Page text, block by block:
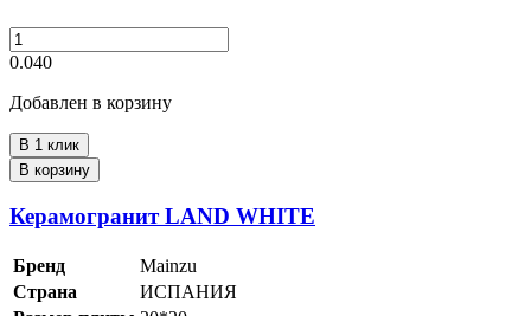
0.040
Добавлен в корзину
В 1 клик
В корзину
Керамогранит LAND WHITE
Бренд
Mainzu
Страна
ИСПАНИЯ